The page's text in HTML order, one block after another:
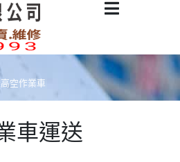
空作業車
車運送